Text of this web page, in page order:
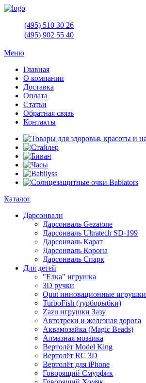
(495) 510 30 26
(495) 902 55 40
Меню
Главная
О компании
Доставка
Оплата
Статьи
Обратная связь
Контакты
Каталог
Дарсонвали
Дарсонваль Gezatone
Дарсонваль Ultratech SD-199
Дарсонваль Карат
Дарсонваль Корона
Дарсонваль Спарк
Для детей
"Елка" игрушка
3D ручки
Quut инновационные игрушки
TurboFish (турборыбки)
Zazu игрушки Зазу
Автотреки и железная дорога
Аквамозайка (Magic Beads)
Алмазная мозаика
Вертолёт Model King
Вертолёт RC 3D
Вертолёт для iPhone
Говорящий Смурфик